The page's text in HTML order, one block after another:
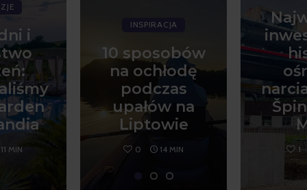
PARKI ROZRYWKI
BILETY I DOŚWIADCZENIA
BLOG STRONA GŁÓWNA
i
11 MIN
INSPIRACJA
10 sposobów
na ochłodę
podczas
upałów na
Liptowie
0 14 MIN 1